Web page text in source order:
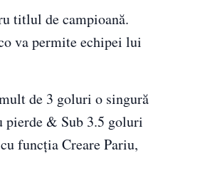
titlul de campioană.
va permite echipei lui
de 3 goluri o singură
pierde & Sub 3.5 goluri
funcția Creare Pariu,